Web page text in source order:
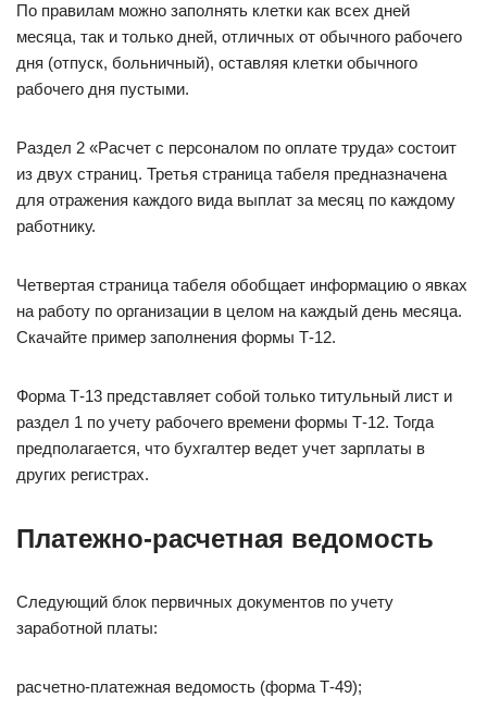
По правилам можно заполнять клетки как всех дней
месяца, так и только дней, отличных от обычного рабочего
дня (отпуск, больничный), оставляя клетки обычного
рабочего дня пустыми.
Раздел 2 «Расчет с персоналом по оплате труда» состоит
из двух страниц. Третья страница табеля предназначена
для отражения каждого вида выплат за месяц по каждому
работнику.
Четвертая страница табеля обобщает информацию о явках
на работу по организации в целом на каждый день месяца.
Скачайте пример заполнения формы Т-12.
Форма Т-13 представляет собой только титульный лист и
раздел 1 по учету рабочего времени формы Т-12. Тогда
предполагается, что бухгалтер ведет учет зарплаты в
других регистрах.
Платежно-расчетная ведомость
Следующий блок первичных документов по учету
заработной платы:
расчетно-платежная ведомость (форма Т-49);